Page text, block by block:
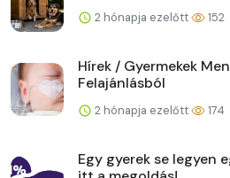
2 hónapja ezelőtt 152
Hírek / Gyermekek
Felajánlásból
2 hónapja ezelőtt 174
Egy gyerek se legyen